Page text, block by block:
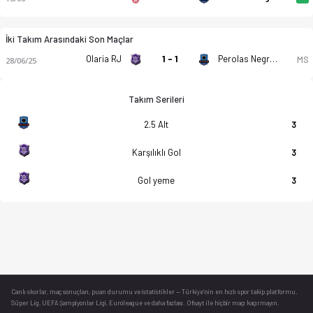
İki Takım Arasındaki Son Maçlar
28/06/25 Olaria RJ 1 - 1 Perolas Negras - Haiti MS
Takım Serileri
2.5 Alt 3
Karşılıklı Gol 3
Gol yeme 3
Canlı skorlar , maç sonuçları, puan durumu ve istatistikler — Türkiye’nin en hızlı spor takip platformu.
Süper Lig, UEFA Şampiyonlar Ligi, Euroleague ve daha fazlası. Ofsayt ile hiçbir maçı kaçırmayın.